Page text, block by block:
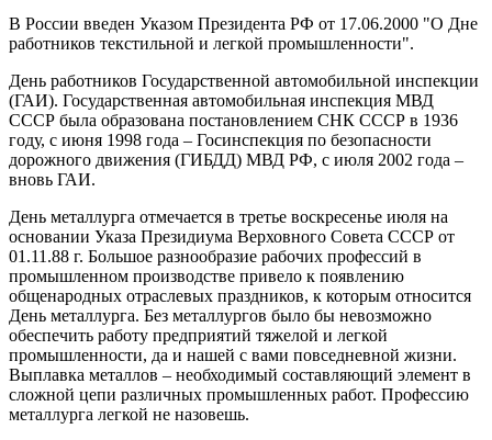
В России введен Указом Президента РФ от 17.06.2000 "О Дне
работников текстильной и легкой промышленности".
День работников Государственной автомобильной инспекции
(ГАИ). Государственная автомобильная инспекция МВД
СССР была образована постановлением СНК СССР в 1936
году, с июня 1998 года – Госинспекция по безопасности
дорожного движения (ГИБДД) МВД РФ, с июля 2002 года –
вновь ГАИ.
День металлурга отмечается в третье воскресенье июля на
основании Указа Президиума Верховного Совета СССР от
01.11.88 г. Большое разнообразие рабочих профессий в
промышленном производстве привело к появлению
общенародных отраслевых праздников, к которым относится
День металлурга. Без металлургов было бы невозможно
обеспечить работу предприятий тяжелой и легкой
промышленности, да и нашей с вами повседневной жизни.
Выплавка металлов – необходимый составляющий элемент в
сложной цепи различных промышленных работ. Профессию
металлурга легкой не назовешь.